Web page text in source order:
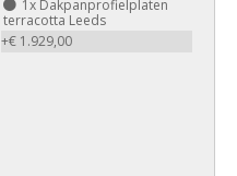
1xDakpanprofielplaten
terracotta Leeds
+€ 1.929,00